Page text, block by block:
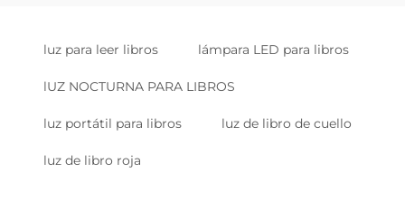
luz para leer libros lámpara LED para libros
lUZ NOCTURNA PARA LIBROS
luz portátil para libros luz de libro de cuello
luz de libro roja